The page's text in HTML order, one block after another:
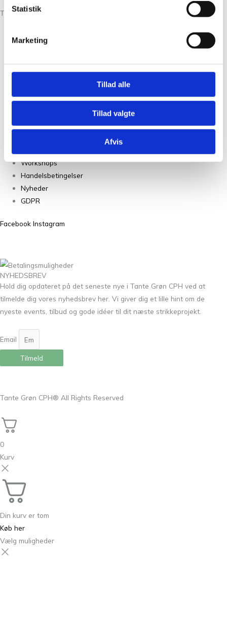
Statistik
Marketing
Tillad alle
Tillad valgte
Afvis
Tante Grøn CPH® All Rights Reserved
DK-1860 Frederiksberg
CVR 46618637
Om Os
Workshops
Handelsbetingelser
Nyheder
GDPR
Facebook Instagram
NYHEDSBREV
Hold dig opdateret på det seneste nye i Tante Grøn CPH ved at
tilmelde dig vores nyhedsbrev her. Vi giver dig et lille hint om de
nyeste events, tilbud og gode idéer til dit næste strikkeprojekt.
Email
Tilmeld
Tante Grøn CPH® All Rights Reserved
0
Kurv
Din kurv er tom
Køb her
Vælg muligheder